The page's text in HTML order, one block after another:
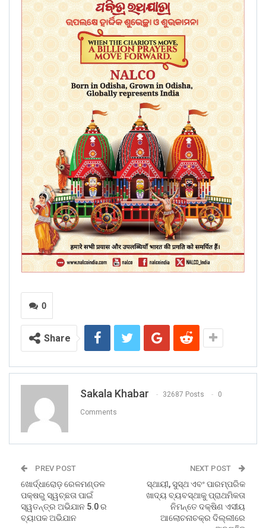
0
Share
Sakala Khabar 32687 Posts 0
Comments
PREV POST
ଖୋର୍ଦ୍ଧାରୋଡ଼ ରେଳମଣ୍ଡଳ
ପକ୍ଷରୁ ସ୍ୱଚ୍ଛତା ପାଇଁ
ସ୍ୱତନ୍ତ୍ର ଅଭିଯାନ 5.0 ର
ବ୍ୟାପକ ଅଭିଯାନ
NEXT POST
ସ୍ଥାୟୀ, ସୁସ୍ଥ ଏବଂ ପାରମ୍ପରିକ
ଖାଦ୍ୟ ବ୍ୟବସ୍ଥାକୁ ପ୍ରାଥମିକତା
ନିମନ୍ତେ ଦକ୍ଷିଣ ଏସୀୟ
ଆଲୋଚନାଚକ୍ର ଦିଲ୍ଲୀରେ